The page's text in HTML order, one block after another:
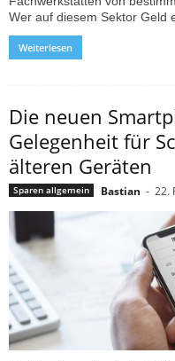
Wer auf diesem Sektor Geld
Weiterlesen
Die neuen
Gelegenheit für
älteren Geräten
Sparen allgemein Bastian - 22.